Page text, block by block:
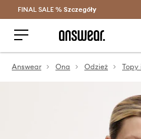
Oszczędzaj z
FINAL SALE % Szczegóły
Answear Ona Odzież Topy